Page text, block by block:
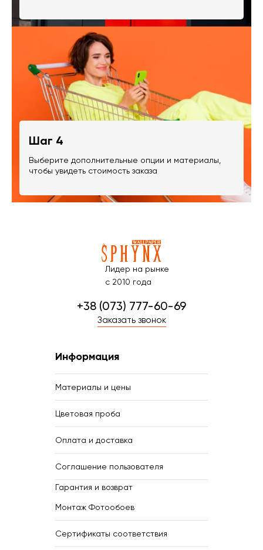
Шаг 4
Выберите дополнительные опции и материалы,
чтобы увидеть стоимость заказа
Лидер на рынке
с 2010 года
+38 (073) 777-60-69
Заказать звонок
Информация
Материалы и цены
Цветовая проба
Оплата и доставка
Соглашение пользователя
Гарантия и возврат
Монтаж Фотообоев
Сертификаты соответствия